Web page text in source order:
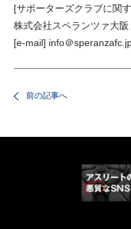
[サポーターズクラブに関
株式会社スペランツァ大阪
[e-mail] info＠
前の記事へ